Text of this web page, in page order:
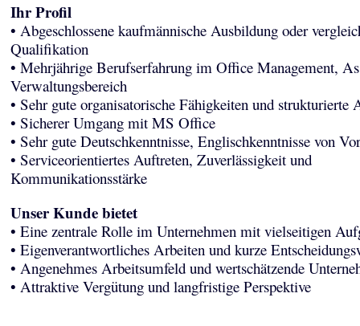
Ihr Profil
• Abgeschlossene kaufmännische Ausbildung oder
Qualifikation
• Mehrjährige Berufserfahrung im Office Management,
Verwaltungsbereich
• Sehr gute organisatorische Fähigkeiten und strukturierte
• Sicherer Umgang mit MS Office
• Sehr gute Deutschkenntnisse, Englischkenntnisse von
• Serviceorientiertes Auftreten, Zuverlässigkeit und
Kommunikationsstärke
Unser Kunde bietet
• Eine zentrale Rolle im Unternehmen mit vielseitigen
• Eigenverantwortliches Arbeiten und kurze
• Angenehmes Arbeitsumfeld und wertschätzende
• Attraktive Vergütung und langfristige Perspektive